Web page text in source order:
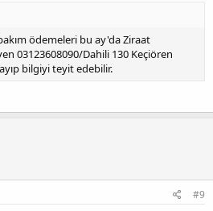
ödemeleri bu ay'da Ziraat
03123608090/Dahili 130 Keçiören
bilgiyi teyit edebilir.
#9